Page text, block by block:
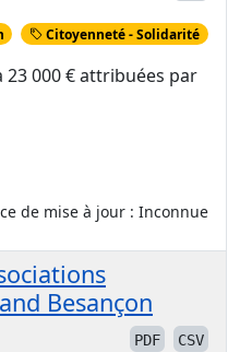
Citoyenneté - Solidarité
000 € attribuées par
de mise à jour : Inconnue
Besançon
PDF CSV